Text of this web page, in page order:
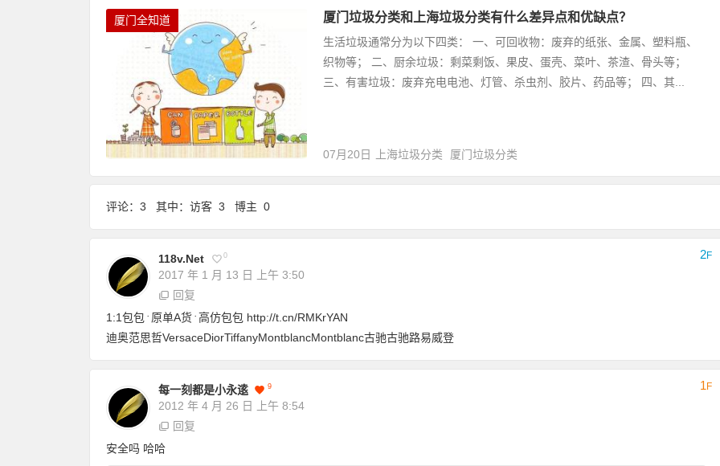
厦门全知道 厦门垃圾分类和上海垃圾分类有什么差异点和优缺点？
生活垃圾通常分为以下四类： 一、可回收物：废弃的纸张、金属、塑料瓶、
织物等； 二、厨余垃圾：剩菜剩饭、果皮、蛋壳、菜叶、茶渣、骨头等；
三、有害垃圾：废弃充电电池、灯管、杀虫剂、胶片、药品等； 四、其...
07月20日 上海垃圾分类 厦门垃圾分类
评论：3 其中：访客 3 博主 0
118v.net 0
2017 年 1 月 13 日 上午 3:50
2F
回复
1:1包包﮲原单A货﮲高仿包包 http://t.cn/RMKrYAN
迪奥︁范思哲Versace︁Dior︁Tiffany︁Montblanc︁Montblanc︁古驰︁古驰︁路易威登︁
每一刻都是小永逺 9
2012 年 4 月 26 日 上午 8:54
1F
回复
安全吗 哈哈